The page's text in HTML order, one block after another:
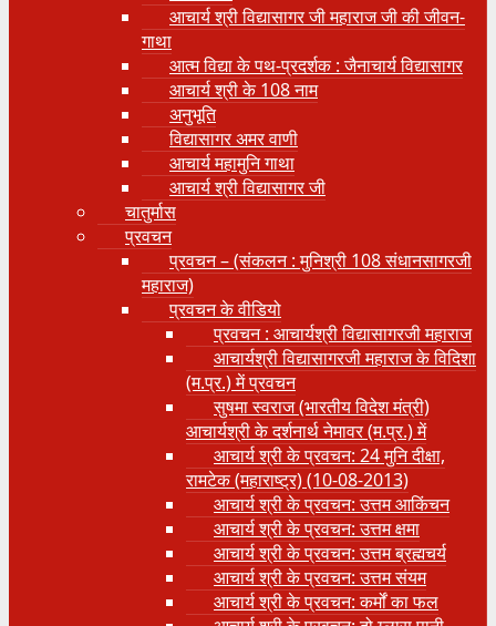
आचार्य श्री विद्यासागर जी महाराज जी की जीवन-
गाथा
आत्म विद्या के पथ-प्रदर्शक : जैनाचार्य विद्यासागर
आचार्य श्री के 108 नाम
अनुभूति
विद्यासागर अमर वाणी
आचार्य महामुनि गाथा
आचार्य श्री विद्यासागर जी
चातुर्मास
प्रवचन
प्रवचन – (संकलन : मुनिश्री 108 संधानसागरजी
महाराज)
प्रवचन के वीडियो
प्रवचन : आचार्यश्री ‍विद्यासागरजी महाराज
आचार्यश्री विद्यासागरजी महाराज के विदिशा
(म.प्र.) में प्रवचन
सुषमा स्वराज (भारतीय विदेश मंत्री)
आचार्यश्री के दर्शनार्थ नेमावर (म.प्र.) में
आचार्य श्री के प्रवचन: 24 मुनि दीक्षा,
रामटेक (महाराष्ट्र) (10-08-2013)
आचार्य श्री के प्रवचन: उत्तम आकिंचन
आचार्य श्री के प्रवचन: उत्तम क्षमा
आचार्य श्री के प्रवचन: उत्तम ब्रह्मचर्य
आचार्य श्री के प्रवचन: उत्तम संयम
आचार्य श्री के प्रवचन: कर्मों का फल